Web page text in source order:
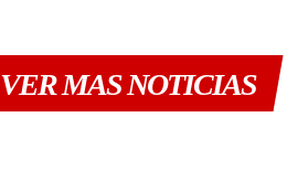
VER MAS NOTICIAS